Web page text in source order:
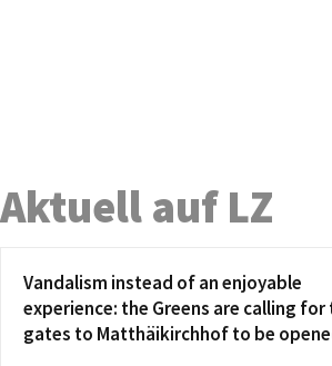
Aktuell auf LZ
Vandalism instead of an enjoyable
experience: the Greens are calling for
gates to Matthäikirchhof to be